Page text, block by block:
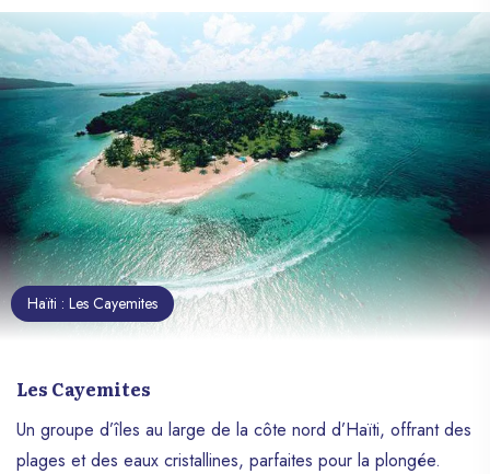
Haïti : Les Cayemites
Les Cayemites
Un groupe d’îles au large de la côte nord d’Haïti, offrant des
plages et des eaux cristallines, parfaites pour la plongée.